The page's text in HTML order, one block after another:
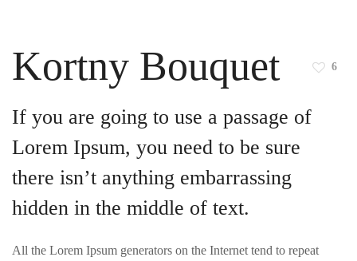
Kortny Bouquet 6
If you are going to use a passage of
Lorem Ipsum, you need to be sure
there isn’t anything embarrassing
hidden in the middle of text.
All the Lorem Ipsum generators on the Internet tend to repeat